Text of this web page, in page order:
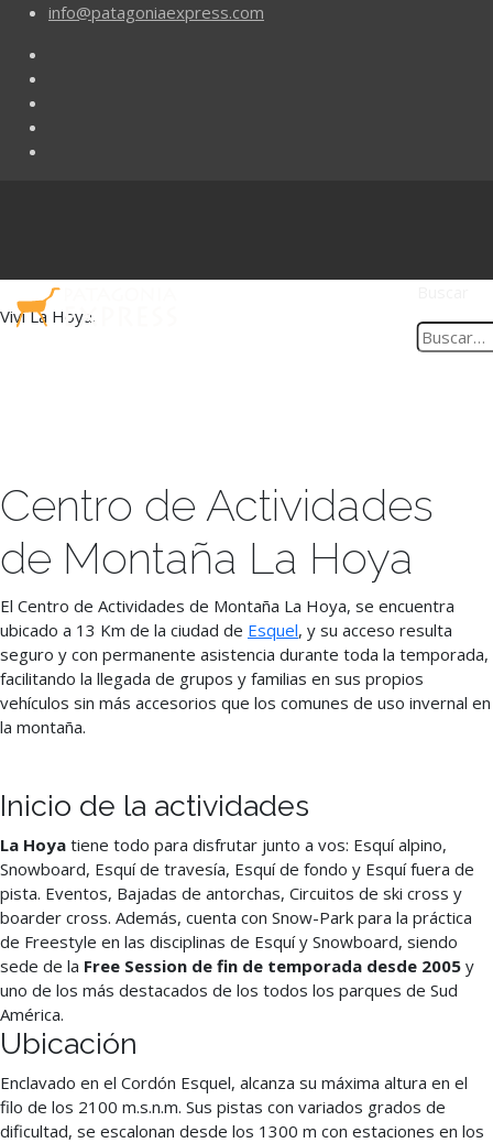
info@patagoniaexpress.com
Viví La Hoya.
Centro de Actividades
de Montaña La Hoya
El Centro de Actividades de Montaña La Hoya, se encuentra
ubicado a 13 Km de la ciudad de Esquel, y su acceso resulta
seguro y con permanente asistencia durante toda la temporada,
facilitando la llegada de grupos y familias en sus propios
vehículos sin más accesorios que los comunes de uso invernal en
la montaña.
Inicio de la actividades
La Hoya tiene todo para disfrutar junto a vos: Esquí alpino,
Snowboard, Esquí de travesía, Esquí de fondo y Esquí fuera de
pista. Eventos, Bajadas de antorchas, Circuitos de ski cross y
boarder cross. Además, cuenta con Snow-Park para la práctica
de Freestyle en las disciplinas de Esquí y Snowboard, siendo
sede de la Free Session de fin de temporada desde 2005 y
uno de los más destacados de los todos los parques de Sud
América.
Ubicación
Enclavado en el Cordón Esquel, alcanza su máxima altura en el
filo de los 2100 m.s.n.m. Sus pistas con variados grados de
dificultad, se escalonan desde los 1300 m con estaciones en los